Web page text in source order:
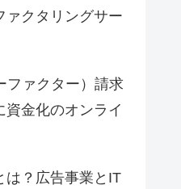
ァクタリングサー
ファクター）請求
金化のオンライ
は？広告事業とIT